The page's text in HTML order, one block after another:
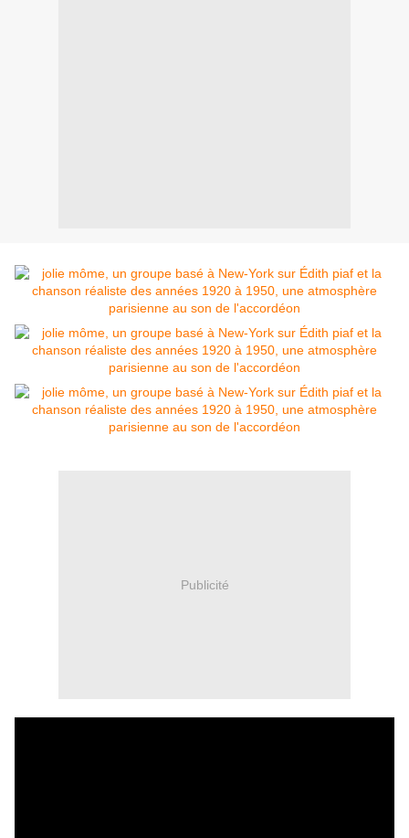
Publicité